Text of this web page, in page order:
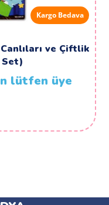
Kargo Bedava
ve Çiftlik
Set)
lütfen üye